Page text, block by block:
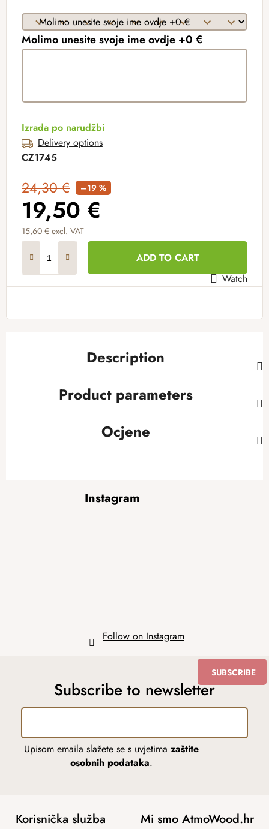
Molimo unesite svoje ime ovdje +0 €
Izrada po narudžbi
Delivery options
CZ1745
24,30 € –19 %
19,50 €
15,60 € excl. VAT
ADD TO CART
Watch
Description
Product parameters
Ocjene
Instagram
Follow on Instagram
Subscribe to newsletter
Upisom emaila slažete se s uvjetima zaštite
osobnih podataka.
SUBSCRIBE
Korisnička služba Mi smo AtmoWood.hr